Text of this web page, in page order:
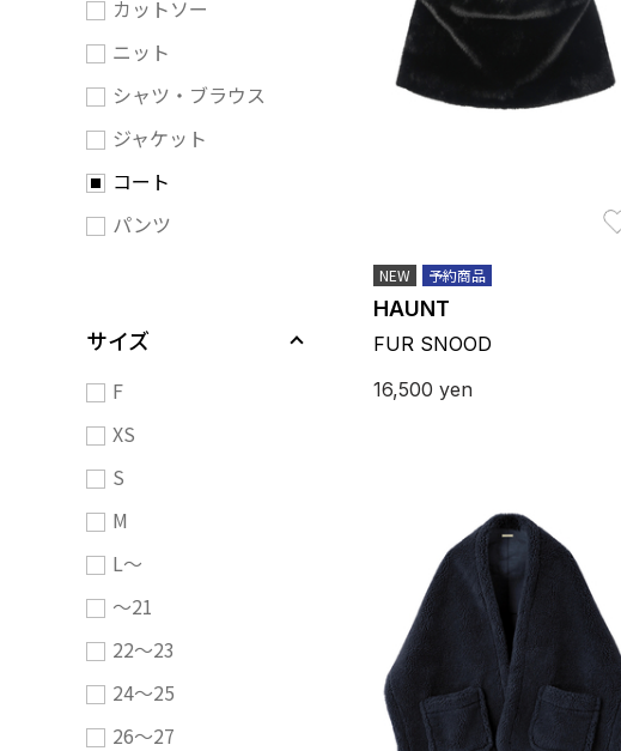
カットソー
ニット
シャツ・ブラウス
ジャケット
コート
パンツ
サイズ
F
XS
S
M
L～
～21
22～23
24～25
26～27
NEW 予約商品
HAUNT
FUR SNOOD
16,500 yen